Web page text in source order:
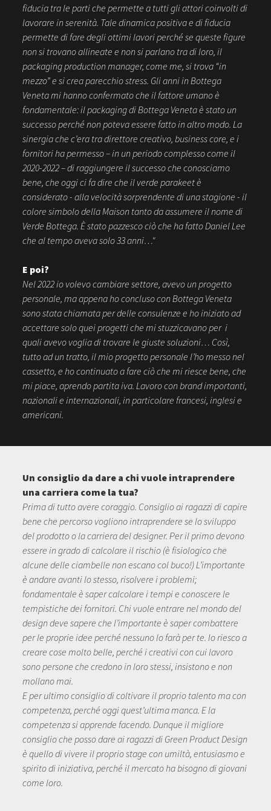
fiducia tra le parti che permette a tutti gli attori coinvolti di
lavorare in serenità. Tale dinamica positiva e di fiducia
permette di fare degli ottimi lavori perché se queste figure
non si trovano allineate e non si parlano tra di loro, il
packaging production manager, come me, si trova “in
mezzo” e si crea parecchio stress. Gli anni in Bottega
Veneta mi hanno confermato che il fattore umano è
fondamentale: il packaging di Bottega Veneta è stato un
successo perché non poteva essere fatto in altro modo. La
sinergia che c’era tra direttore creativo, business core, e i
fornitori ha permesso – in un periodo complesso come il
2020-2022 – di raggiungere il successo che conosciamo
bene, che oggi ci fa dire che il verde parakeet è
considerato - alla velocità sorprendente di una stagione - il
colore simbolo della Maison tanto da assumere il nome di
Verde Bottega. È stato pazzesco ciò che ha fatto Daniel Lee
che al tempo aveva solo 33 anni…"
E poi?
Nel 2022 io volevo cambiare settore, avevo un progetto
personale, ma appena ho concluso con Bottega Veneta
sono stata chiamata per delle consulenze e ho iniziato ad
accettare solo quei progetti che mi stuzzicavano per i
quali avevo voglia di trovare le giuste soluzioni… Così,
tutto ad un tratto, il mio progetto personale l’ho messo nel
cassetto, e ho continuato a fare ciò che mi riesce bene, che
mi piace, aprendo partita iva. Lavoro con brand importanti,
nazionali e internazionali, in particolare francesi, inglesi e
americani.
Un consiglio da dare a chi vuole intraprendere
una carriera come la tua?
Prima di tutto avere coraggio. Consiglio ai ragazzi di capire
bene che percorso vogliono intraprendere se lo sviluppo
del prodotto o la carriera del designer. Per il primo devono
essere in grado di calcolare il rischio (è fisiologico che
alcune delle ciambelle non escano col buco!) L’importante
è andare avanti lo stesso, risolvere i problemi;
fondamentale è saper calcolare i tempi e conoscere le
tempistiche dei fornitori. Chi vuole entrare nel mondo del
design deve sapere che l’importante è saper combattere
per le proprie idee perché nessuno lo farà per te. Io riesco a
creare cose molto belle, perché i creativi con cui lavoro
sono persone che credono in loro stessi, insistono e non
mollano mai.
E per ultimo consiglio di coltivare il proprio talento ma con
competenza, perché oggi quest’ultima manca. E la
competenza si apprende facendo. Dunque il migliore
consiglio che posso dare ai ragazzi di Green Product Design
è quello di vivere il proprio stage con umiltà, entusiasmo e
spirito di iniziativa, perché il mercato ha bisogno di giovani
come loro.